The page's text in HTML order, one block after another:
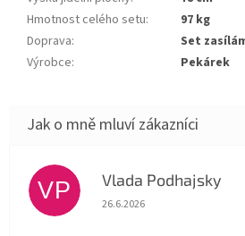
Hmotnost celého setu:
97 kg
Doprava:
Set
Výrobce: Pekárek
VP Vlada Podhajsky
Hodnocení obchodu je 5 z
26.6.2026